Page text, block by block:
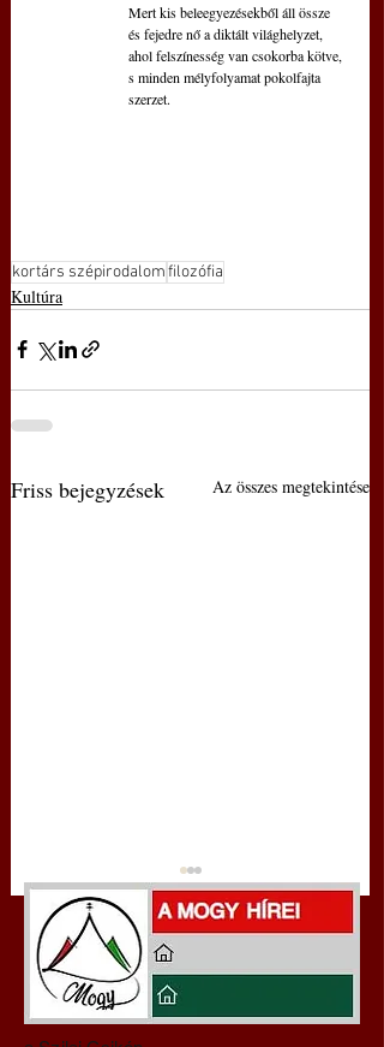
Mert kis beleegyezésekből áll össze
és fejedre nő a diktált világhelyzet,
ahol felszínesség van csokorba kötve,
s minden mélyfolyamat pokolfajta
szerzet.
kortárs szépirodalomfilozófia
Kultúra
Friss bejegyzések Az összes megtekintése